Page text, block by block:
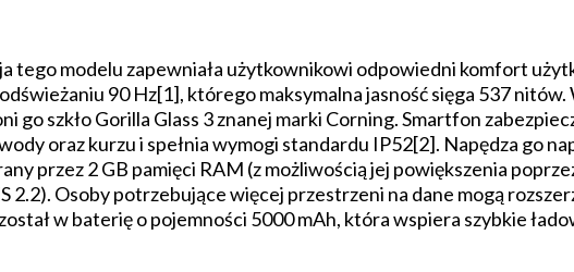
tego modelu zapewniała użytkownikowi odpowiedni komfort
90 Hz[1], którego maksymalna jasność sięga 537
go szkło Gorilla Glass 3 znanej marki Corning. Smartfon
oraz kurzu i spełnia wymogi standardu IP52[2]. Napędza go
przez 2 GB pamięci RAM (z możliwością jej powiększenia
2.2). Osoby potrzebujące więcej przestrzeni na dane mogą
w baterię o pojemności 5000 mAh, która wspiera szybkie